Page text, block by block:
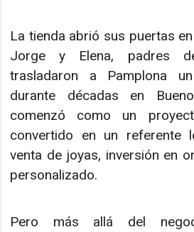
La tienda abrió sus puertas
Jorge y Elena, padres
trasladaron a Pamplona
durante décadas en
comenzó como un
convertido en un referente
venta de joyas, inversión en
personalizado.
Pero más allá del